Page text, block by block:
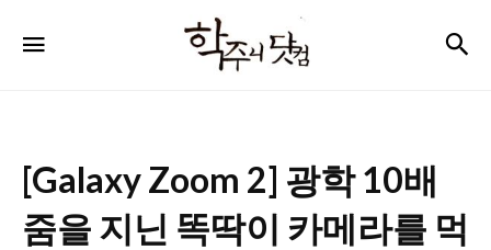
주
컴
[Galaxy Zoom 2] 광학 10배
줌을 지닌 똑딱이 카메라를 먹